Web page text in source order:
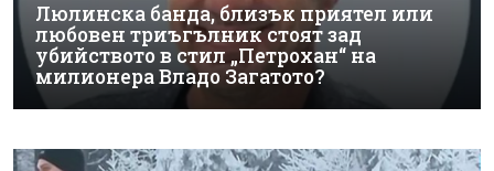
Люлинска банда, близък приятел или
любовен триъгълник стоят зад
убийството в стил „Петрохан“ на
милионера Владо Загатото?